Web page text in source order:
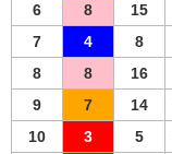
6
8 15
7
4 8
8
8 16
9
7 14
10
3 5